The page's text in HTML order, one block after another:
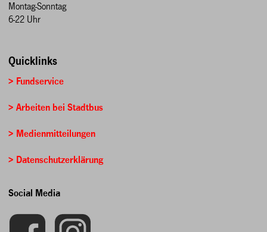
Montag-Sonntag
6-22 Uhr
Quicklinks
> Fundservice
> Arbeiten bei Stadtbus
> Medienmitteilungen
> Datenschutzerklärung
Social Media